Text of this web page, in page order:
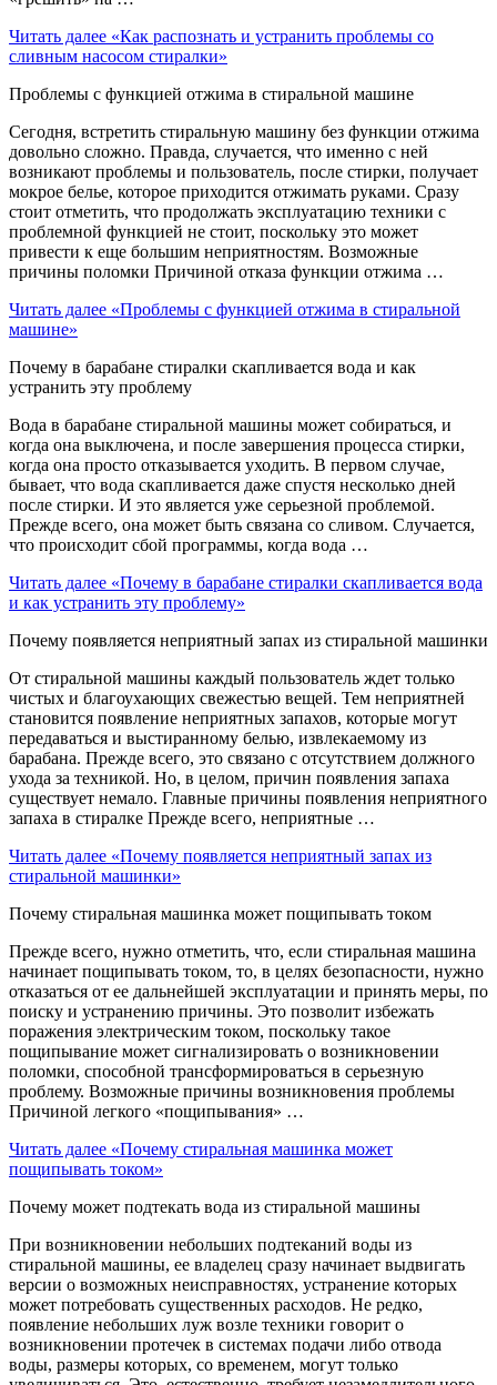
Читать далее «Как распознать и устранить проблемы со
сливным насосом стиралки»
Проблемы с функцией отжима в стиральной машине
Сегодня, встретить стиральную машину без функции отжима
довольно сложно. Правда, случается, что именно с ней
возникают проблемы и пользователь, после стирки, получает
мокрое белье, которое приходится отжимать руками. Сразу
стоит отметить, что продолжать эксплуатацию техники с
проблемной функцией не стоит, поскольку это может
привести к еще большим неприятностям. Возможные
причины поломки Причиной отказа функции отжима …
Читать далее «Проблемы с функцией отжима в стиральной
машине»
Почему в барабане стиралки скапливается вода и как
устранить эту проблему
Вода в барабане стиральной машины может собираться, и
когда она выключена, и после завершения процесса стирки,
когда она просто отказывается уходить. В первом случае,
бывает, что вода скапливается даже спустя несколько дней
после стирки. И это является уже серьезной проблемой.
Прежде всего, она может быть связана со сливом. Случается,
что происходит сбой программы, когда вода …
Читать далее «Почему в барабане стиралки скапливается вода
и как устранить эту проблему»
Почему появляется неприятный запах из стиральной машинки
От стиральной машины каждый пользователь ждет только
чистых и благоухающих свежестью вещей. Тем неприятней
становится появление неприятных запахов, которые могут
передаваться и выстиранному белью, извлекаемому из
барабана. Прежде всего, это связано с отсутствием должного
ухода за техникой. Но, в целом, причин появления запаха
существует немало. Главные причины появления неприятного
запаха в стиралке Прежде всего, неприятные …
Читать далее «Почему появляется неприятный запах из
стиральной машинки»
Почему стиральная машинка может пощипывать током
Прежде всего, нужно отметить, что, если стиральная машина
начинает пощипывать током, то, в целях безопасности, нужно
отказаться от ее дальнейшей эксплуатации и принять меры, по
поиску и устранению причины. Это позволит избежать
поражения электрическим током, поскольку такое
пощипывание может сигнализировать о возникновении
поломки, способной трансформироваться в серьезную
проблему. Возможные причины возникновения проблемы
Причиной легкого «пощипывания» …
Читать далее «Почему стиральная машинка может
пощипывать током»
Почему может подтекать вода из стиральной машины
При возникновении небольших подтеканий воды из
стиральной машины, ее владелец сразу начинает выдвигать
версии о возможных неисправностях, устранение которых
может потребовать существенных расходов. Не редко,
появление небольших луж возле техники говорит о
возникновении протечек в системах подачи либо отвода
воды, размеры которых, со временем, могут только